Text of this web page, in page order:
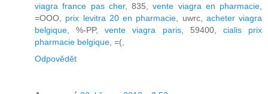
viagra france pas cher, 835,vente viagra en pharmacie
=OOO, prix levitra 20 en pharmacie , uwrc, acheter viagra
belgique , %-PP,vente viagra paris, 59400, cialis prix
pharmacie belgique , =(,
Odpovědět